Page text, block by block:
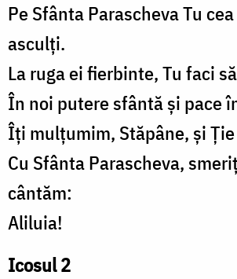
Pe Sfânta Parascheva Tu
asculți.
La ruga ei fierbinte, Tu faci
În noi putere sfântă și pace
Îți mulțumim, Stăpâne, și
Cu Sfânta Parascheva,
cântăm:
Aliluia!
Icosul 2